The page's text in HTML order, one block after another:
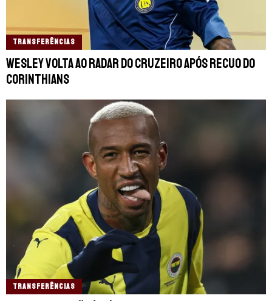
TRANSFERÊNCIAS
Wesley volta ao radar do Cruzeiro após recuo do
Corinthians
TRANSFERÊNCIAS